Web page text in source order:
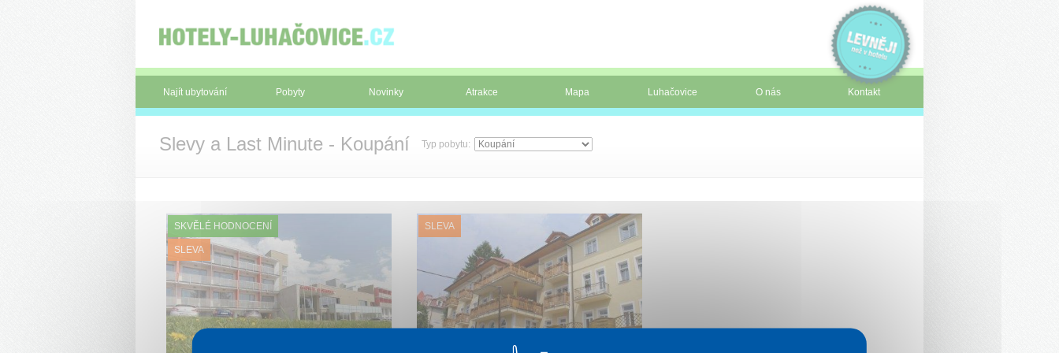
Najít ubytování Pobyty Novinky Atrakce Mapa Luhačovice O nás Kontakt
Slevy a Last Minute - Koupání Typ pobytu:
SKVĚLÉ HODNOCENÍ
SLEVA
SLEVA